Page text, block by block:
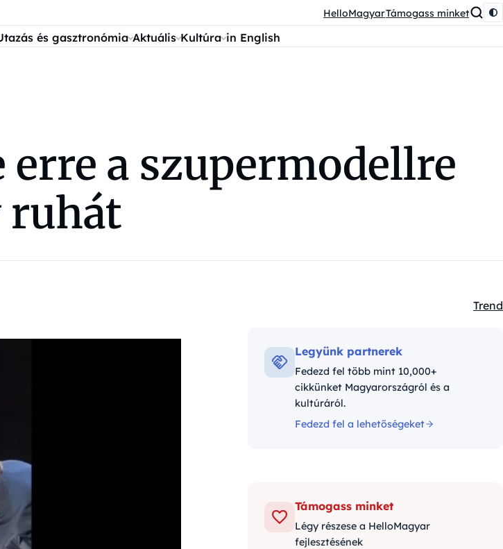
HelloMagyarTámogass minket
és gasztronómia Aktuális Kultúra in English
erre a szupermodellre
ruhát
Trend
Legyünk partnerek
Fedezd fel több mint 10,000+
cikkünket Magyarországról és a
kultúráról.
Fedezd fel a lehetőségeket
Támogass minket
Légy részese a HelloMagyar
fejlesztésének